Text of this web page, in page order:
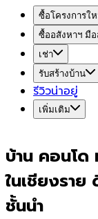
ซื้อโครงการใ
ซื้ออสังหาฯ มือ
เช่า
รับสร้างบ้าน
รีวิวน่าอยู่
เพิ่มเติม
บ้าน คอนโด
ในเชียงรา
ชั้นนำ